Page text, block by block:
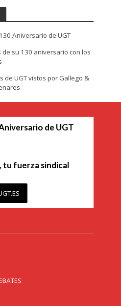
Aniversario de UGT
de su 130 aniversario con los
de UGT vistos por Gallego &
de UGT
tu fuerza sindical